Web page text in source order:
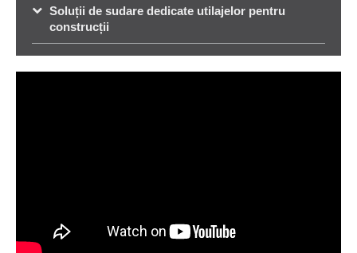
Soluții de sudare dedicate utilajelor pentru
construcții